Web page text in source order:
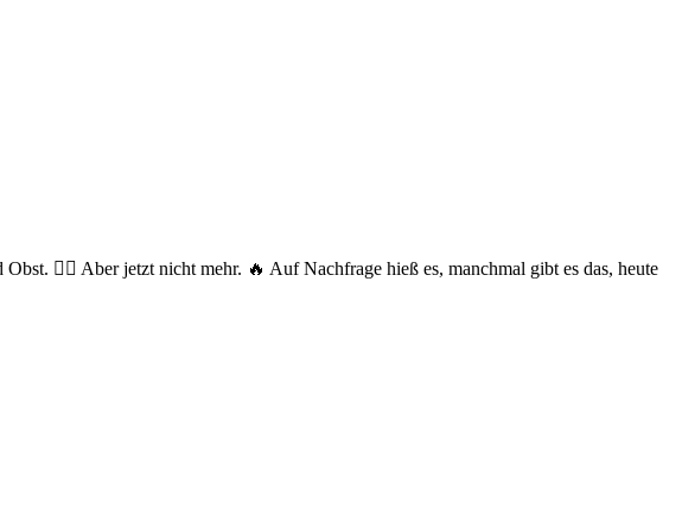
🤷‍♂️ Aber jetzt nicht mehr. 🔥 Auf Nachfrage hieß es, manchmal gibt es das, heute